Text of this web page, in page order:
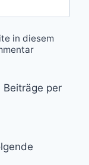
in diesem
Beiträge per